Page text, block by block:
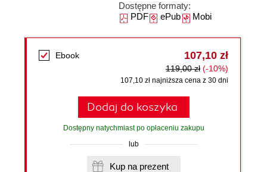
Dostępne formaty:
PDFePubMobi
Ebook 107,10 zł
119,00 zł (-10%)
107,10 zł najniższa cena z 30 dni
Dodaj do koszyka
Dostępny natychmiast po opłaceniu zakupu
lub
Kup na prezent